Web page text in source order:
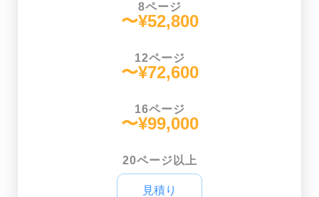
8ページ
〜¥52,800
12ページ
〜¥72,600
16ページ
〜¥99,000
20ページ以上
見積り